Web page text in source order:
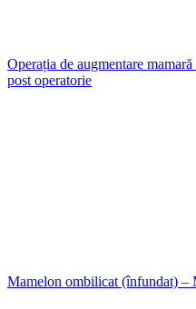
Operația de augmentare
post operatorie
Mamelon ombilicat (înfundat) –